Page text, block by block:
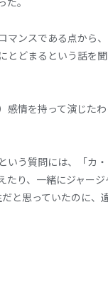
マンスである点か
どまるという話を
情を持って演じた
う質問には、「カ
り、一緒にジャー
と思っていたのに